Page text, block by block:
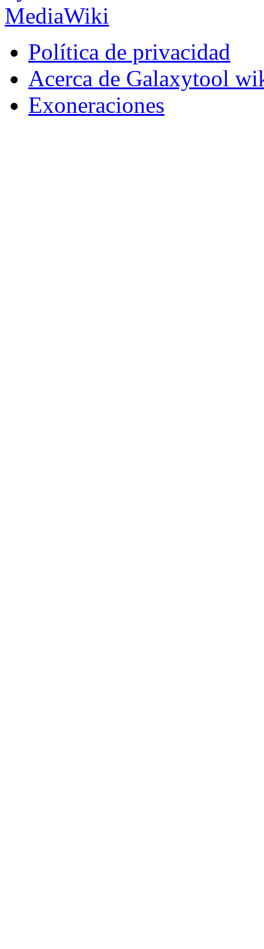
Política de privacidad
Acerca de Galaxytool
Exoneraciones